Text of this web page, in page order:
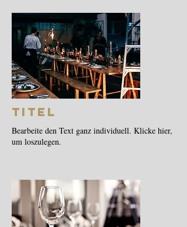
Titel
Bearbeite den Text ganz individuell. Klicke hier,
um loszulegen.